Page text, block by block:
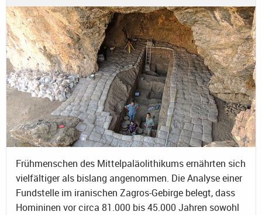
Frühmenschen des Mittelpaläolithikums ernährten sich
vielfältiger als bislang angenommen. Die Analyse einer
Fundstelle im iranischen Zagros-Gebirge belegt, dass
Homininen vor circa 81.000 bis 45.000 Jahren sowohl